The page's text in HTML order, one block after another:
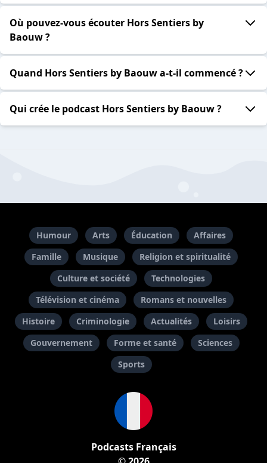
Où pouvez-vous écouter Hors Sentiers by
Baouw ?
Quand Hors Sentiers by Baouw a-t-il commencé ?
Qui crée le podcast Hors Sentiers by Baouw ?
Humour Arts Éducation
Affaires
Famille
Musique
Religion et spiritualité
Culture et société
Technologies
Télévision et cinéma
Romans et nouvelles
Histoire
Criminologie Actualités
Loisirs
Gouvernement
Forme et santé
Sciences
Sports
Podcasts Français